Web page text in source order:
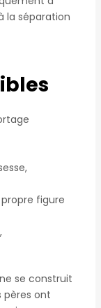
la séparation
figure
se construit
pères ont